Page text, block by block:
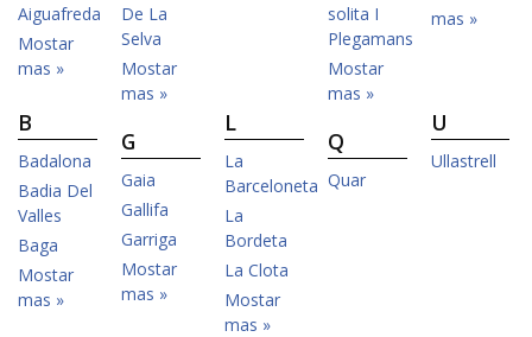
Aiguafreda
Mostar
mas »
B
Badalona
Badia Del
Valles
Baga
Mostar
mas »
De La
Selva
Mostar
mas »
G
Gaia
Gallifa
Garriga
Mostar
mas »
L
La
Barceloneta
La
Bordeta
La Clota
Mostar
mas »
solita I
Plegamans
Mostar
mas »
Q
Quar
mas »
U
Ullastrell